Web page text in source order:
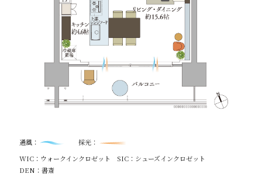
通風：
採光：
WIC：ウォークインクロゼット
SIC：シューズインクロゼット
DEN：書斎